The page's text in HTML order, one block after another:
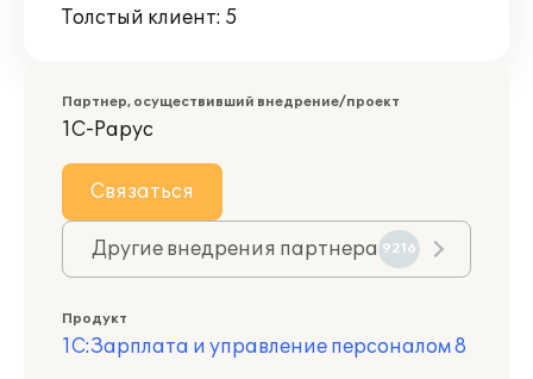
Толстый клиент: 5
Партнер, осуществивший внедрение/проект
1С-Рарус
Связаться
Другие внедрения партнера 9216
Продукт
1С:Зарплата и управление персоналом 8